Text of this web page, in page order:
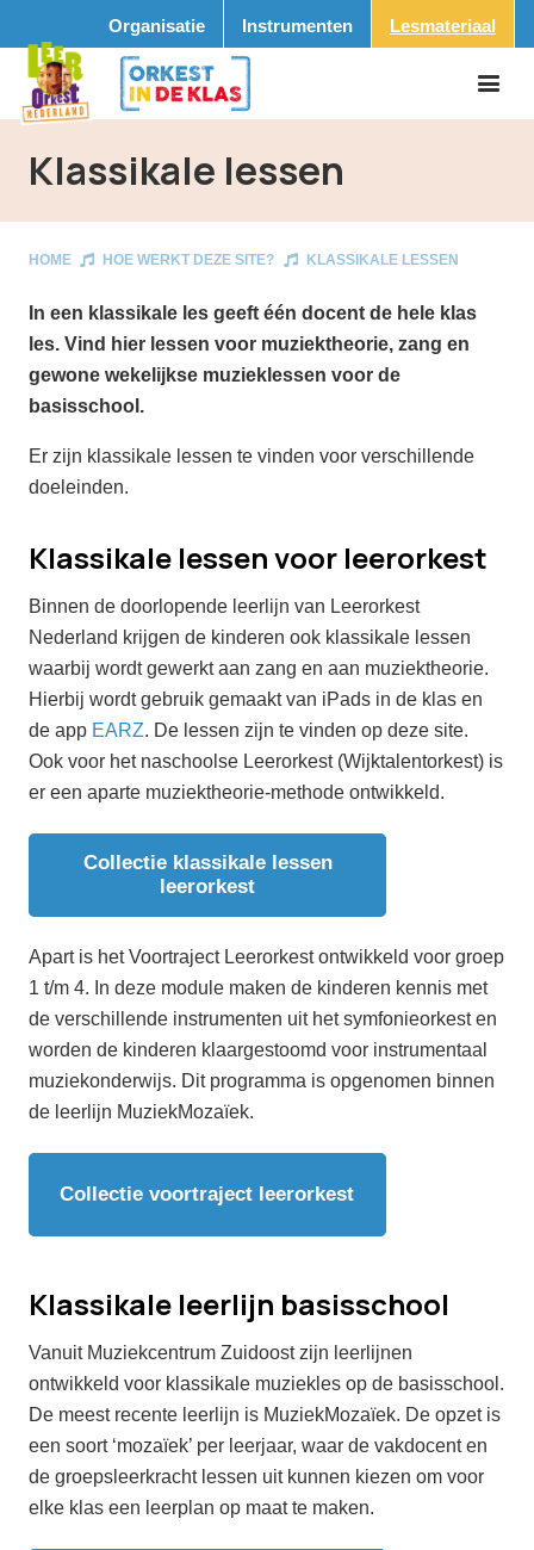
Organisatie Instrumenten Lesmateriaal
Klassikale lessen
HOME HOE WERKT DEZE SITE? KLASSIKALE LESSEN
In een klassikale les geeft één docent de hele klas
les. Vind hier lessen voor muziektheorie, zang en
gewone wekelijkse muzieklessen voor de
basisschool.
Er zijn klassikale lessen te vinden voor verschillende
doeleinden.
Klassikale lessen voor leerorkest
Binnen de doorlopende leerlijn van Leerorkest
Nederland krijgen de kinderen ook klassikale lessen
waarbij wordt gewerkt aan zang en aan muziektheorie.
Hierbij wordt gebruik gemaakt van iPads in de klas en
de app EARZ. De lessen zijn te vinden op deze site.
Ook voor het naschoolse Leerorkest (Wijktalentorkest) is
er een aparte muziektheorie-methode ontwikkeld.
Collectie klassikale lessen
leerorkest
Apart is het Voortraject Leerorkest ontwikkeld voor groep
1 t/m 4. In deze module maken de kinderen kennis met
de verschillende instrumenten uit het symfonieorkest en
worden de kinderen klaargestoomd voor instrumentaal
muziekonderwijs. Dit programma is opgenomen binnen
de leerlijn MuziekMozaïek.
Collectie voortraject leerorkest
Klassikale leerlijn basisschool
Vanuit Muziekcentrum Zuidoost zijn leerlijnen
ontwikkeld voor klassikale muziekles op de basisschool.
De meest recente leerlijn is MuziekMozaïek. De opzet is
een soort ‘mozaïek’ per leerjaar, waar de vakdocent en
de groepsleerkracht lessen uit kunnen kiezen om voor
elke klas een leerplan op maat te maken.